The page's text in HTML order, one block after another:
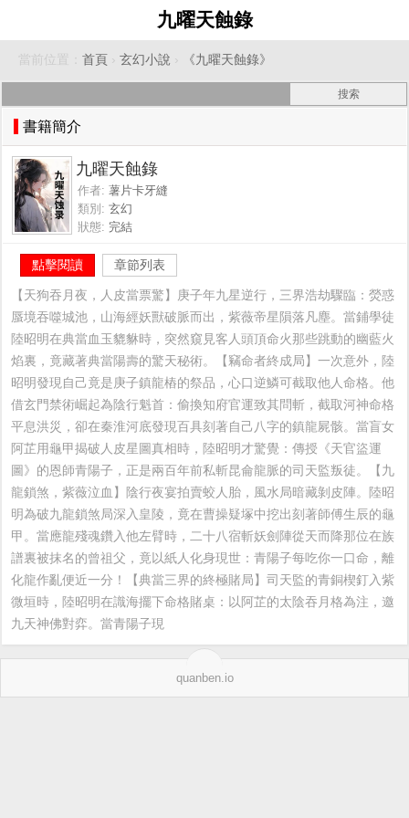
九曜天蝕錄
當前位置： 首頁 › 玄幻小說 › 《九曜天蝕錄》
書籍簡介
九曜天蝕錄
作者: 薯片卡牙縫
類別: 玄幻
狀態: 完結
點擊閱讀 章節列表
【天狗吞月夜，人皮當票驚】庚子年九星逆行，三界浩劫驟臨：熒惑
蜃境吞噬城池，山海經妖獸破脈而出，紫薇帝星隕落凡塵。當鋪學徒
陸昭明在典當血玉貔貅時，突然窺見客人頭頂命火那些跳動的幽藍火
焰裏，竟藏著典當陽壽的驚天秘術。【竊命者終成局】一次意外，陸
昭明發現自己竟是庚子鎮龍樁的祭品，心口逆鱗可截取他人命格。他
借玄門禁術崛起為陰行魁首：偷換知府官運致其問斬，截取河神命格
平息洪災，卻在秦淮河底發現百具刻著自己八字的鎮龍屍骸。當盲女
阿芷用龜甲揭破人皮星圖真相時，陸昭明才驚覺：傳授《天官盜運
圖》的恩師青陽子，正是兩百年前私斬昆侖龍脈的司天監叛徒。【九
龍鎖煞，紫薇泣血】陰行夜宴拍賣蛟人胎，風水局暗藏剝皮陣。陸昭
明為破九龍鎖煞局深入皇陵，竟在曹操疑塚中挖出刻著師傅生辰的龜
甲。當應龍殘魂鑽入他左臂時，二十八宿斬妖劍陣從天而降那位在族
譜裏被抹名的曾祖父，竟以紙人化身現世：青陽子每吃你一口命，離
化龍作亂便近一分！【典當三界的終極賭局】司天監的青銅楔釘入紫
微垣時，陸昭明在識海擺下命格賭桌：以阿芷的太陰吞月格為注，邀
九天神佛對弈。當青陽子現
quanben.io